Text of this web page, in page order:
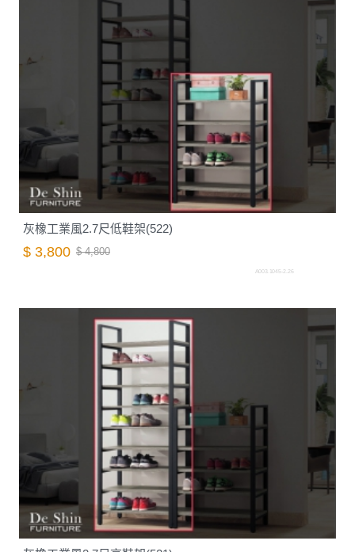
灰橡工業風2.7尺低鞋架(522)
$ 3,800 $ 4,800
A003.1045-2.26